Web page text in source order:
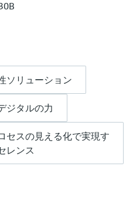
ソリューション
ジタルの力
セスの見える化で実現す
レンス